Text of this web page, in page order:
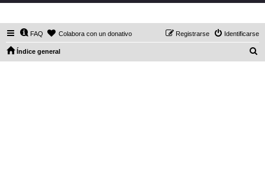
FAQ Colabora con un donativo Identificarse
Registrarse
Índice general